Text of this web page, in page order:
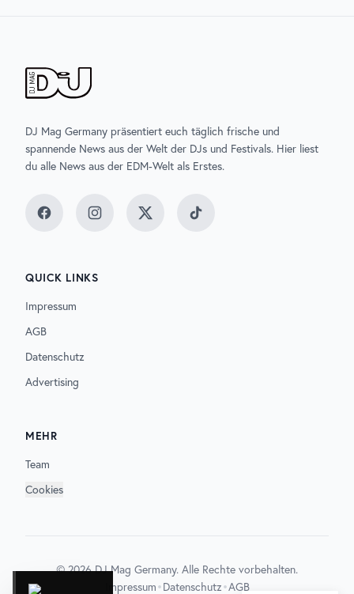
DJ Mag Germany präsentiert euch täglich frische und
spannende News aus der Welt der DJs und Festivals. Hier liest
du alle News aus der EDM-Welt als Erstes.
FacebookInstagramTwitter TikTok
QUICK LINKS
Impressum
AGB
Datenschutz
Advertising
MEHR
Team
Cookies
©2026DJ Mag Germany. Alle Rechte vorbehalten.
Impressum•Datenschutz•AGB